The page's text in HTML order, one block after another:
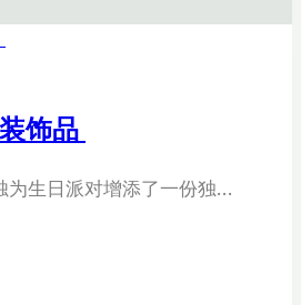
饰品
为生日派对增添了一份独…